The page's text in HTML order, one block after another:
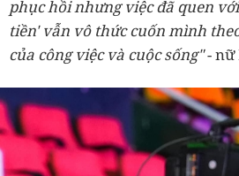
phục hồi nhưng việc đã quen
tiền' vẫn vô thức cuốn mình
của công việc và cuộc sống"- nữ